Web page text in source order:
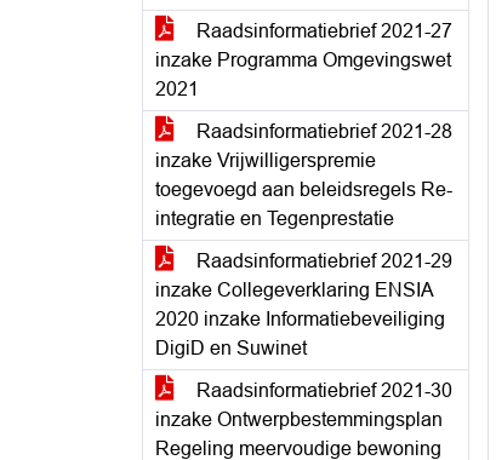
Raadsinformatiebrief 2021-27
inzake Programma Omgevingswet
2021
Raadsinformatiebrief 2021-28
inzake Vrijwilligerspremie
toegevoegd aan beleidsregels Re-
integratie en Tegenprestatie
Raadsinformatiebrief 2021-29
inzake Collegeverklaring ENSIA
2020 inzake Informatiebeveiliging
DigiD en Suwinet
Raadsinformatiebrief 2021-30
inzake Ontwerpbestemmingsplan
Regeling meervoudige bewoning